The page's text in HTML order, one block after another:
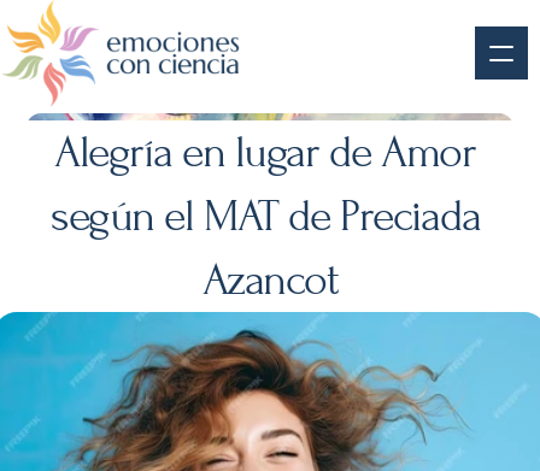
Alegría en lugar de Amor
según el MAT de Preciada
Azancot